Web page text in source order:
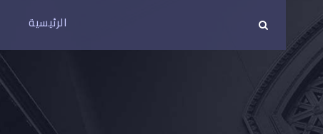
الرئيسية